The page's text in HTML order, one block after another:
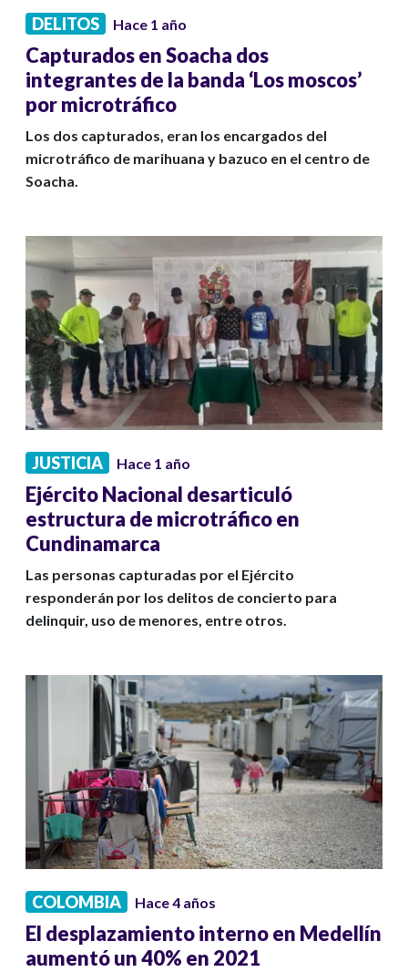
DELITOS Hace 1 año
Capturados en Soacha dos
integrantes de la banda ‘Los moscos’
por microtráfico
Los dos capturados, eran los encargados del
microtráfico de marihuana y bazuco en el centro de
Soacha.
JUSTICIA Hace 1 año
Ejército Nacional desarticuló
estructura de microtráfico en
Cundinamarca
Las personas capturadas por el Ejército
responderán por los delitos de concierto para
delinquir, uso de menores, entre otros.
COLOMBIA Hace 4 años
El desplazamiento interno en Medellín
aumentó un 40% en 2021